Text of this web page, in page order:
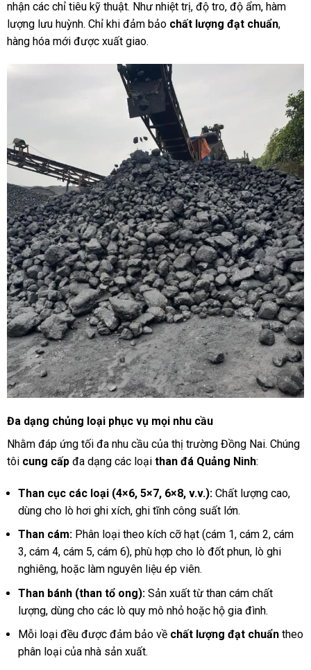
nhận các chỉ tiêu kỹ thuật. Như nhiệt trị, độ tro, độ ẩm, hàm
lượng lưu huỳnh. Chỉ khi đảm bảo chất lượng đạt chuẩn,
hàng hóa mới được xuất giao.
Đa dạng chủng loại phục vụ mọi nhu cầu
Nhằm đáp ứng tối đa nhu cầu của thị trường Đồng Nai. Chúng
tôi cung cấpđa dạng các loại than đá Quảng Ninh:
Than cục các loại (4×6, 5×7, 6×8, v.v.):Chất lượng cao,
dùng cho lò hơi ghi xích, ghi tĩnh công suất lớn.
Than cám:Phân loại theo kích cỡ hạt (cám 1, cám 2, cám
3, cám 4, cám 5, cám 6), phù hợp cho lò đốt phun, lò ghi
nghiêng, hoặc làm nguyên liệu ép viên.
Than bánh (than tổ ong):Sản xuất từ than cám chất
lượng, dùng cho các lò quy mô nhỏ hoặc hộ gia đình.
Mỗi loại đều được đảm bảo về chất lượng đạt chuẩntheo
phân loại của nhà sản xuất.